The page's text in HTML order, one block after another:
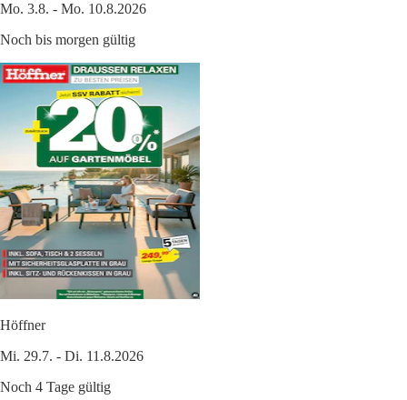
Mo. 3.8. - Mo. 10.8.2026
Noch bis morgen gültig
Höffner
Mi. 29.7. - Di. 11.8.2026
Noch 4 Tage gültig